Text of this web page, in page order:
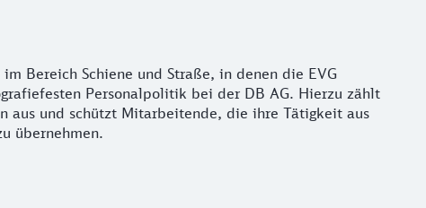
Bereich Schiene und Straße, in denen die EVG
Personalpolitik bei der DB AG. Hierzu zählt
aus und schützt Mitarbeitende, die ihre Tätigkeit aus
übernehmen.